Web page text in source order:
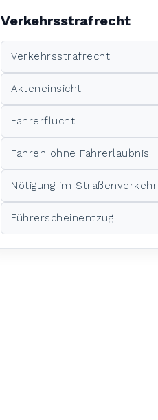
Verkehrsstrafrecht
Verkehrsstrafrecht
Akteneinsicht
Fahrerflucht
Fahren ohne Fahrerlaubnis
Nötigung im Straßenverkehr
Führerscheinentzug